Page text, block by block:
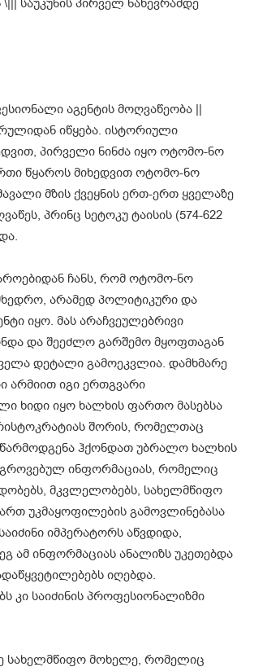
აგენტის მოღვაწეობა ||
იწყება. ისტორიული
პირველი ნინძა იყო ოტომო-ნო
წყაროს მიხედვით ოტომო-ნო
მზის ქვეყნის ერთ-ერთ ყველაზე
პრინც სეტოკუ ტაისის (574-622
ჩანს, რომ ოტომო-ნო
არამედ პოლიტიკური და
იყო. მას არაჩვეულებრივი
და შეეძლო გარშემო მყოფთაგან
დეტალი გამოეკვლია. დამხმარე
არმიით იგი ერთგვარი
ხიდი იყო ხალხის ფართო მასებსა
შორის, რომელთაც
წარმოდგენა ჰქონდათ უბრალო ხალხის
ინფორმაციას, რომელიც
მკვლელობებს, სახელმწიფო
უკმაყოფილების გამოვლინებასა
იმპერატორს აწვდიდა,
ამ ინფორმაციას ანალიზს უკეთებდა
იღებდა.
კი საიძინის პროფესიონალიზმი
სახელმწიფო მოხელე, რომელიც